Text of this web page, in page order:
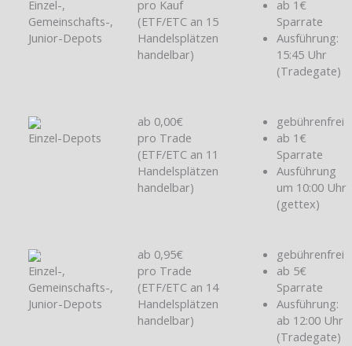
Einzel-,
Gemeinschafts-,
Junior-Depots
pro Kauf
(ETF/ETC an 15
Handelsplätzen
handelbar)
ab 1€
Sparrate
Ausführung:
15:45 Uhr
(Tradegate)
Einzel-Depots
ab 0,00€
pro Trade
(ETF/ETC an 11
Handelsplätzen
handelbar)
gebührenfrei
ab 1€
Sparrate
Ausführung
um 10:00 Uhr
(gettex)
Einzel-,
Gemeinschafts-,
Junior-Depots
ab 0,95€
pro Trade
(ETF/ETC an 14
Handelsplätzen
handelbar)
gebührenfrei
ab 5€
Sparrate
Ausführung:
ab 12:00 Uhr
(Tradegate)